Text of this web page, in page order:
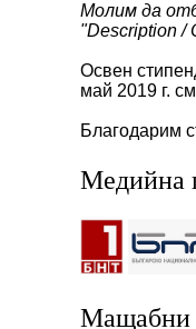
Молим да
"Description /
Освен
май 2019 г.
Благодарим
Медийна
Мащабни